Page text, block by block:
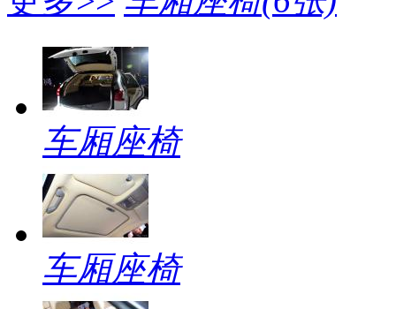
车厢座椅
车厢座椅